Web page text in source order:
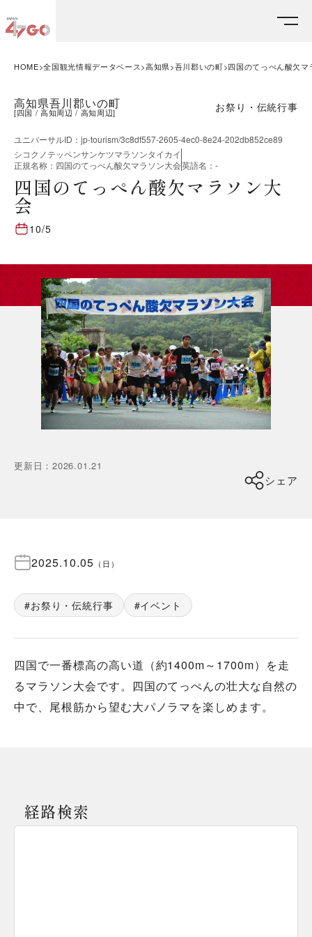
HOME 全国観光情報データベース 高知県 吾川郡いの町 四国のてっぺん酸欠マ
高知県吾川郡いの町
[四国 高知周辺 高知周辺] お祭り・伝統行事
ユニバーサルID ： jp-tourism/3c8df557-2605-4ec0-8e24-202db852ce89
シコクノテッペンサンケツマラソンタイカイ
正規名称 ： 四国のてっぺん酸欠マラソン大会英語名 ： -
四国のてっぺん酸欠マラソン大
会
10/5
更新日 ：2026.01.21
シェア
2025.10.05 （ 日 ）
お祭り・伝統行事 イベント
四国で一番標高の高い道（約1400m～1700m）を走
るマラソン大会です。四国のてっぺんの壮大な自然の
中で、尾根筋から望む大パノラマを楽しめます。
経路検索